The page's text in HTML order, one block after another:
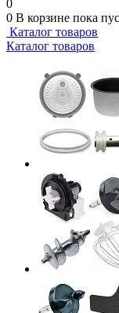
0
0 В корзине пока
Каталог товаров
Каталог товаров